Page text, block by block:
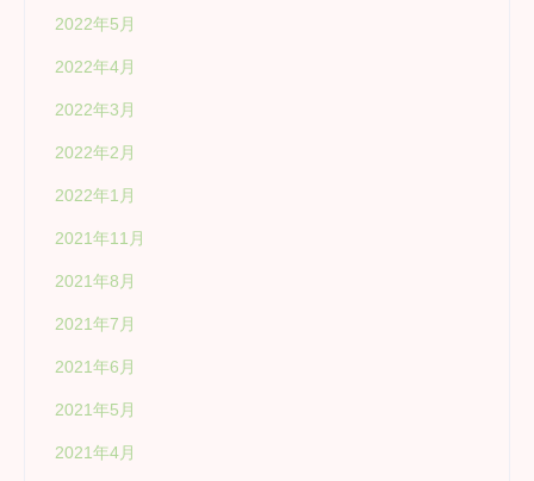
2022年5月
2022年4月
2022年3月
2022年2月
2022年1月
2021年11月
2021年8月
2021年7月
2021年6月
2021年5月
2021年4月